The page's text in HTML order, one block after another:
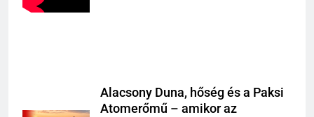
Alacsony Duna, hőség és a Paksi
Atomerőmű – amikor az